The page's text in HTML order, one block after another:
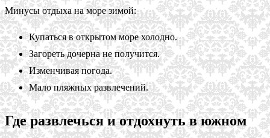
Минусы отдыха на море зимой:
Купаться в открытом море холодно.
Загореть дочерна не получится.
Изменчивая погода.
Мало пляжных развлечений.
Где развлечься и отдохнуть в южном